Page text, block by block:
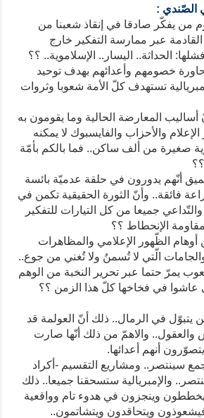
الصّندي :
من يفكّر صادقا في إنقاذ شعبنا من
عبر ممارسة التفكير خارج
الحداثة.. اليسار.. الإسلاموية.. ؟؟
خصومهم وأعدائهم بهدف توحيد
تستهدف كلّ الأمة شعوبا وثروات
المعارضة الحالية وما يقومون به
والأحزاب والفايسبوك لا يمكنه
صغيرة من ألف ساكن.. فما بالكم بأمّة
أنّهم يدورون في حلقة عدميّة بائسة
فائقة.. وأنّ الثورة الحقيقية تكمن في
جميعا من كل التيارات للتفكير
الإنحطاط ؟؟
الظّهور الإعلامي والمظاهرات
الّتي لا تُسمنُ ولا تُغني من جوع..
يمرّ حتما عبر تحرير النخبة من الوهم
عاشوا في فخاخها كلّ هذا الزمن ؟؟
يتبوّل في الرمال.. ذلك أنّ العولمة قد
والاهمّ من ذلك أنّها صارت
أنهم أعدائها.
سينتصر.. ومشاريع التقسيم -أكراد
والإمبريالية ستسحقنا جميعا.. ذلك
وينجزون في هدوء تام وواقعية
ويتحاقدون ويتشاتمون..